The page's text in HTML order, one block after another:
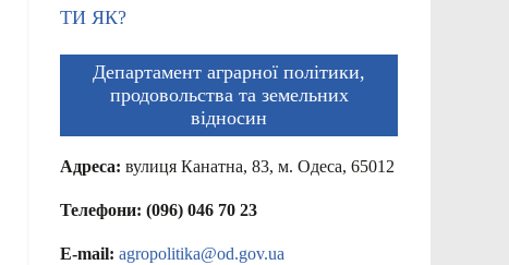
ТИ ЯК?
Департамент аграрної політики,
продовольства та земельних
відносин
Адреса: вулиця Канатна, 83, м. Одеса, 65012
Телефони: (096) 046 70 23
E-mail: agropolitika@od.gov.ua